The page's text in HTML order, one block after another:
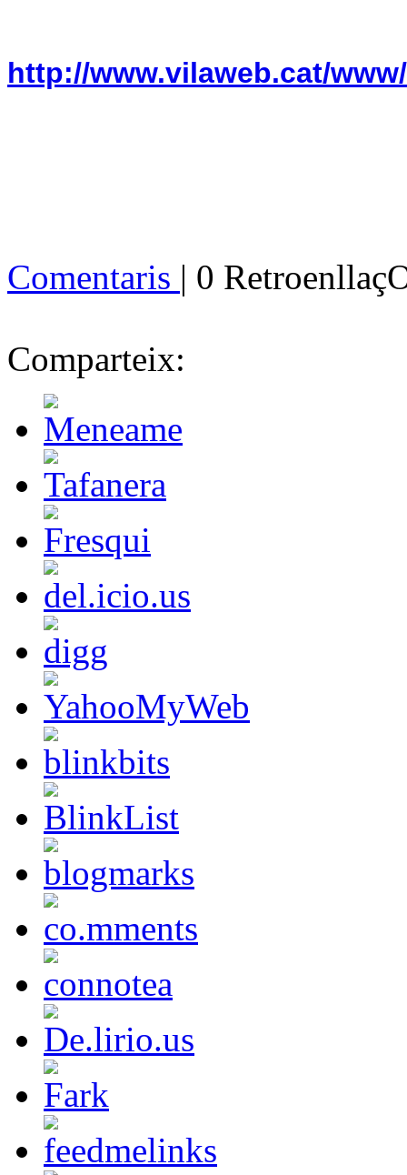
http://www.vilaweb.cat/
Comentaris | 0
Comparteix: